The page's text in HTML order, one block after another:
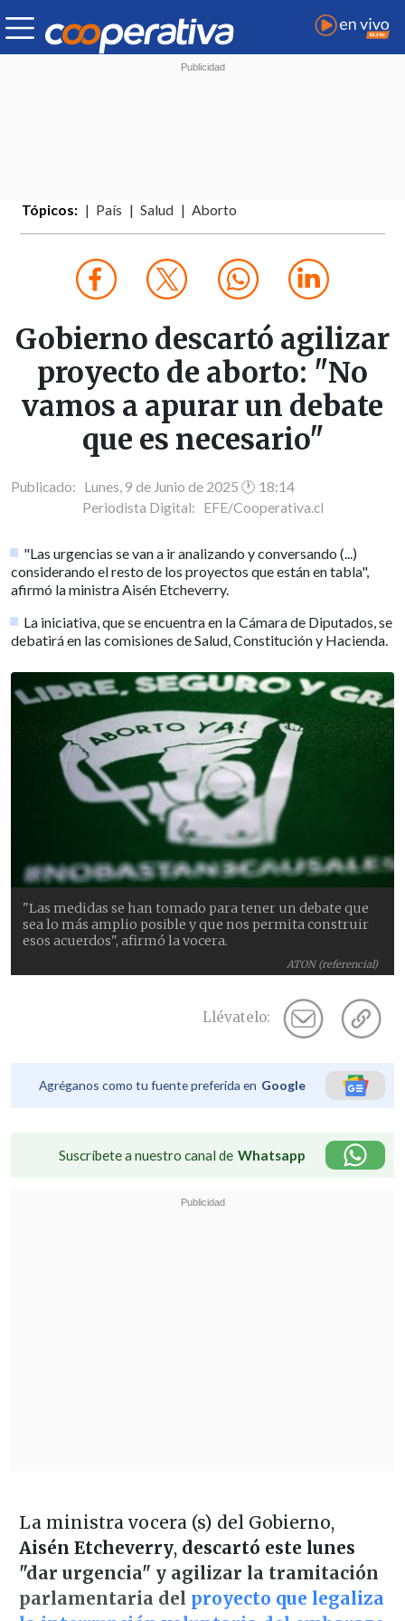
Tópicos: País Salud Aborto
Gobierno descartó agilizar
proyecto de aborto: "No
vamos a apurar un debate
que es necesario"
Publicado: Lunes, 9 de Junio de 2025 🕐 18:14
Periodista Digital: EFE/Cooperativa.cl
"Las urgencias se van a ir analizando y conversando (...)
considerando el resto de los proyectos que están en tabla",
afirmó la ministra Aisén Etcheverry.
La iniciativa, que se encuentra en la Cámara de Diputados, se
debatirá en las comisiones de Salud, Constitución y Hacienda.
ATON (referencial)
"Las medidas se han tomado para tener un debate que
sea lo más amplio posible y que nos permita construir
esos acuerdos", afirmó la vocera.
Llévatelo:
Agréganos como tu fuente preferida en Google
Suscríbete a nuestro canal de Whatsapp
La ministra vocera (s) del Gobierno,
Aisén Etcheverry, descartó este lunes
"dar urgencia" y agilizar la tramitación
parlamentaria del proyecto que legaliza